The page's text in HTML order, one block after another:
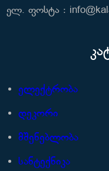
ელ. ფოსტა :
ელექტრობა
დეკორი
მშენებლობა
სანტექნიკა